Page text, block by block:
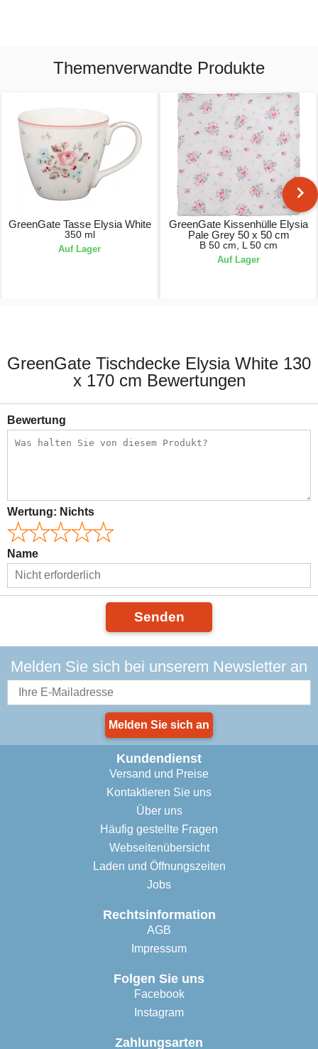
Themenverwandte Produkte
GreenGate Tasse Elysia White
350 ml
Auf Lager
GreenGate Kissenhülle Elysia
Pale Grey 50 x 50 cm
B 50 cm, L 50 cm
Auf Lager
GreenGate Tischdecke Elysia White 130
x 170 cm Bewertungen
Bewertung
Wertung: Nichts
Name
Senden
Melden Sie sich bei unserem Newsletter an
Melden Sie sich an
Kundendienst
Versand und Preise
Kontaktieren Sie uns
Über uns
Häufig gestellte Fragen
Webseitenübersicht
Laden und Öffnungszeiten
Jobs
Rechtsinformation
AGB
Impressum
Folgen Sie uns
Facebook
Instagram
Zahlungsarten